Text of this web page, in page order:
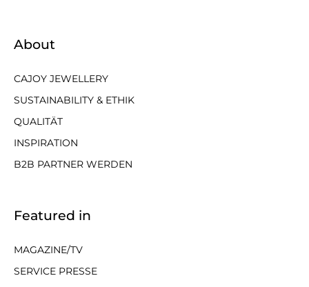
About
CAJOY JEWELLERY
SUSTAINABILITY & ETHIK
QUALITÄT
INSPIRATION
B2B PARTNER WERDEN
Featured in
MAGAZINE/TV
SERVICE PRESSE